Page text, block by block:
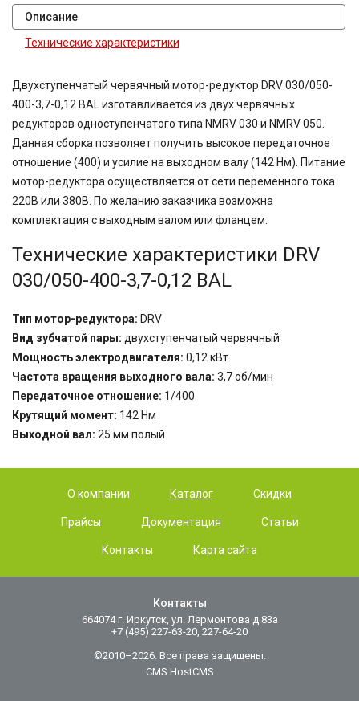
Описание
Технические характеристики
Двухступенчатый червячный мотор-редуктор DRV 030/050-
400-3,7-0,12 BAL изготавливается из двух червячных
редукторов одноступенчатого типа NMRV 030 и NMRV 050.
Данная сборка позволяет получить высокое передаточное
отношение (400) и усилие на выходном валу (142 Нм). Питание
мотор-редуктора осуществляется от сети переменного тока
220В или 380В. По желанию заказчика возможна
комплектация с выходным валом или фланцем.
Технические характеристики DRV
030/050-400-3,7-0,12 BAL
Тип мотор-редуктора: DRV
Вид зубчатой пары: двухступенчатый червячный
Мощность электродвигателя: 0,12 кВт
Частота вращения выходного вала: 3,7 об/мин
Передаточное отношение: 1/400
Крутящий момент: 142 Нм
Выходной вал: 25 мм полый
О компании Каталог Скидки
Прайсы Документация Статьи
Контакты Карта сайта
Контакты
664074 г. Иркутск, ул. Лермонтова д.83а
+7 (495) 227-63-20, 227-64-20
©2010–2026. Все права защищены.
CMS HostCMS